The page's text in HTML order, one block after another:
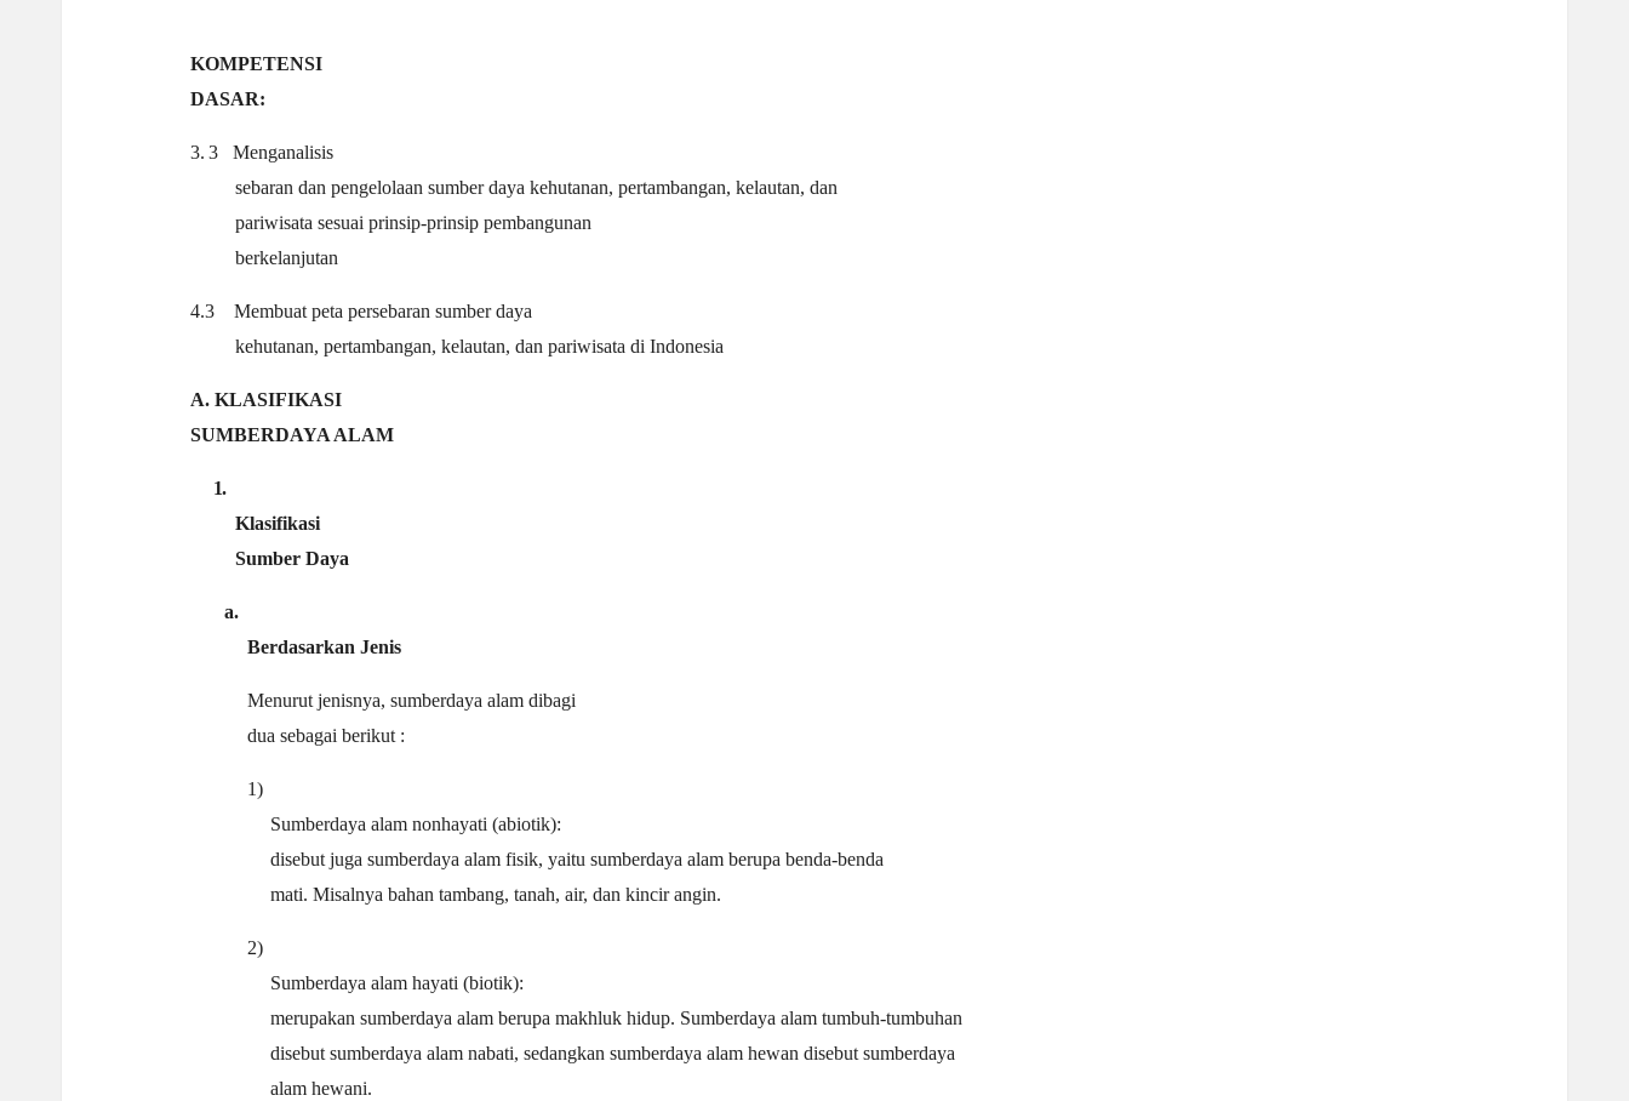
KOMPETENSI
DASAR:
3. 3
Menganalisis
sebaran dan pengelolaan sumber daya kehutanan, pertambangan, kelautan, dan
pariwisata sesuai prinsip-prinsip pembangunan
berkelanjutan
4.3
Membuat peta persebaran sumber daya
kehutanan, pertambangan, kelautan, dan pariwisata di Indonesia
A. KLASIFIKASI
SUMBERDAYA ALAM
1.
Klasifikasi
Sumber Daya
a.
Berdasarkan Jenis
Menurut jenisnya, sumberdaya alam dibagi
dua sebagai berikut :
1)
Sumberdaya alam nonhayati (abiotik):
disebut juga sumberdaya alam fisik, yaitu sumberdaya alam berupa benda-benda
mati. Misalnya bahan tambang, tanah, air, dan kincir angin.
2)
Sumberdaya alam hayati (biotik):
merupakan sumberdaya alam berupa makhluk hidup. Sumberdaya alam tumbuh-tumbuhan
disebut sumberdaya alam nabati, sedangkan sumberdaya alam hewan disebut sumberdaya
alam hewani.